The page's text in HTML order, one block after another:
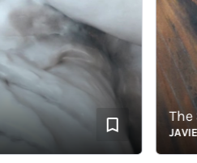
The
JAVIER